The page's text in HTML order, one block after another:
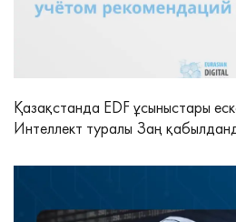
Қазақстанда EDF ұсыныстары
Интеллект туралы Заң